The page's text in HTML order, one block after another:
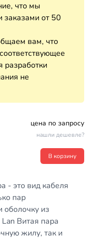
что мы
заказами от 50
вам, что
разработки
не
цена по запросу
нашли дешевле?
В корзину
- это вид кабеля
пар
оболочку из
Витая пара
жилу, так и